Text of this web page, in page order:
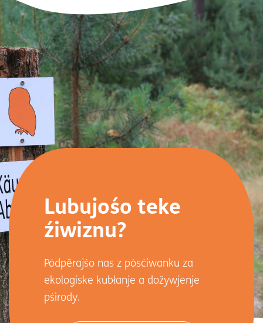
Lubujośo teke
źiwiznu?
Pódpěrajśo nas z pósćiwanku za
ekologiske kubłanje a dožywjenje
pśirody.